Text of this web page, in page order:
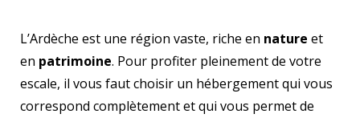
L’Ardèche est une région vaste, riche en nature et
en patrimoine. Pour profiter pleinement de votre
escale, il vous faut choisir un hébergement qui vous
correspond complètement et qui vous permet de